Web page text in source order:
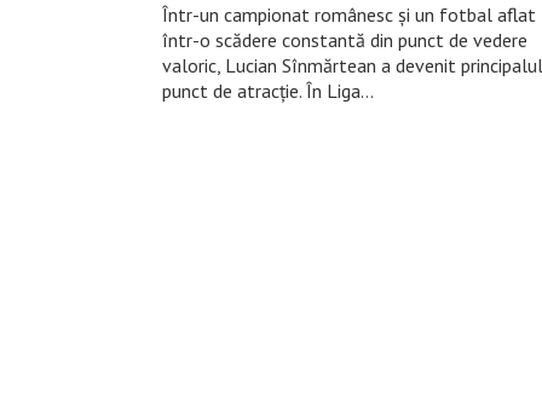
Într-un campionat românesc și un fotbal aflat
într-o scădere constantă din punct de vedere
valoric, Lucian Sînmărtean a devenit principalul
punct de atracție. În Liga…